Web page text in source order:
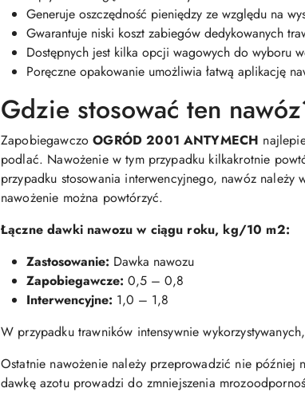
Generuje oszczędność pieniędzy ze względu na
Gwarantuje niski koszt zabiegów dedykowanych
Dostępnych jest kilka opcji wagowych do wyboru
Poręczne opakowanie umożliwia łatwą aplikację
Gdzie stosować ten
ZapobiegawczoOGRÓD 2001 ANTYMECH
podlać. Nawożenie w tym przypadku kilkakrotnie
przypadku stosowania interwencyjnego, nawóz
nawożenie można powtórzyć.
Łączne dawki nawozu w ciągu roku, kg/10 m2:
Zastosowanie: Dawka nawozu
Zapobiegawcze: 0,5 – 0,8
Interwencyjne: 1,0 – 1,8
W przypadku trawników intensywnie
Ostatnie nawożenie należy przeprowadzić nie później
dawkę azotu prowadzi do zmniejszenia